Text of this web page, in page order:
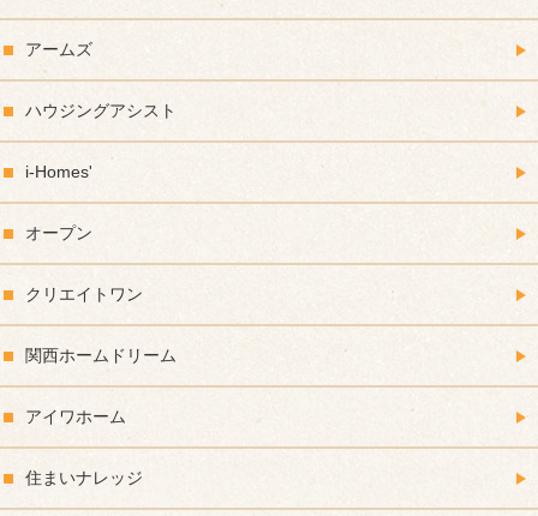
アームズ
ハウジングアシスト
i-Homes'
オープン
クリエイトワン
関西ホームドリーム
アイワホーム
住まいナレッジ